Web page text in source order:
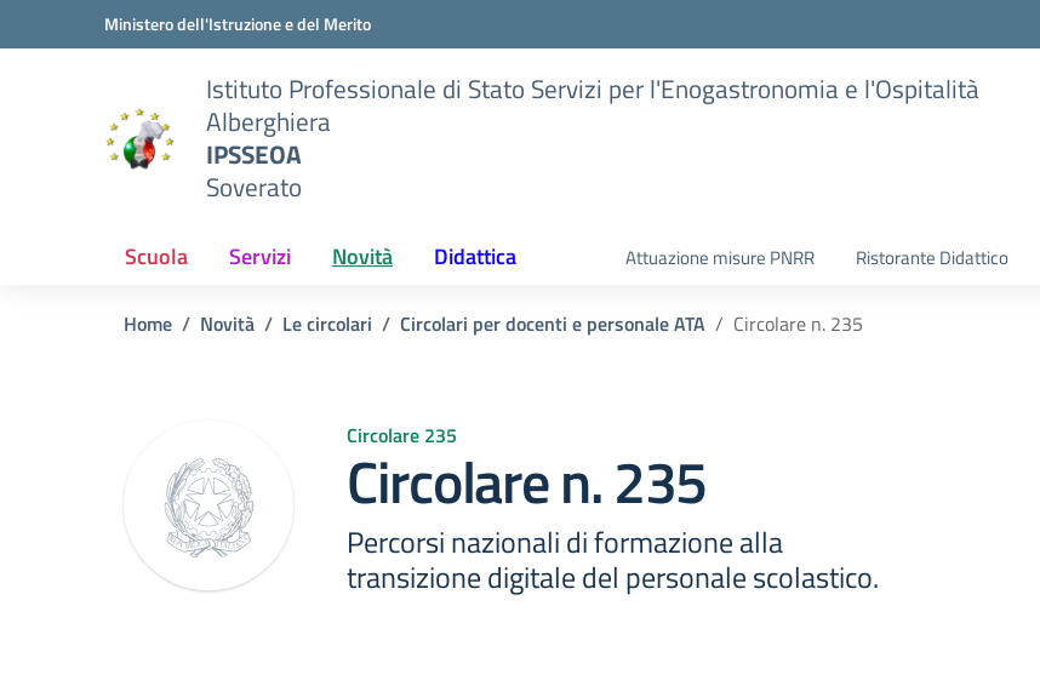
Vai ai contenuti
Vai al menu di navigazioneMinistero dell'Istruzione e del Merito
Istituto Professionale di Stato Servizi per l'Enogastronomia e l'Ospitalità
Alberghiera
IPSSEOA
Soverato
Scuola Servizi Novità Didattica Attuazione misure PNRR Ristorante Didattico
Home Novità Le circolari Circolari per docenti e personale ATA Circolare n. 235
Circolare 235
Circolare n. 235
Percorsi nazionali di formazione alla
transizione digitale del personale scolastico.